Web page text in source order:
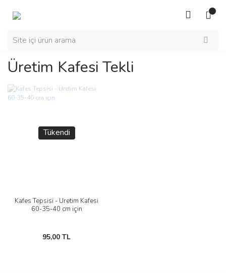
Üretim Kafesi Tekli
Tükendi
Kafes Tepsisi - Üretim Kafesi
60-35-40 cm için
95,00 TL